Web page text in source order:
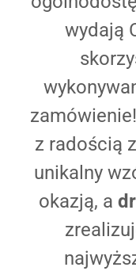
wydają
z radością
unikalny
okazją, a